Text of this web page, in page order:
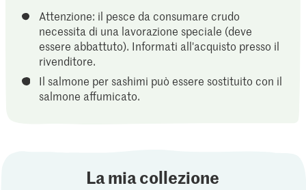
Attenzione: il pesce da consumare crudo
necessita di una lavorazione speciale (deve
essere abbattuto). Informati all'acquisto presso il
rivenditore.
Il salmone per sashimi può essere sostituito con il
salmone affumicato.
La mia collezione